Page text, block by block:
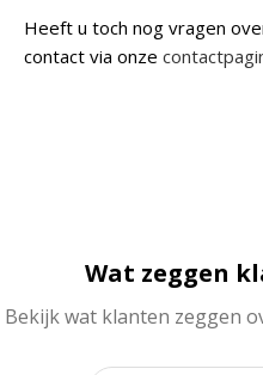
Heeft u toch nog vragen
contact via onze
Wat zeggen
Bekijk wat klanten zeggen